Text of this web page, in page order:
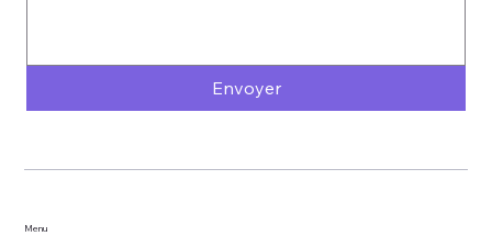
Envoyer
Menu